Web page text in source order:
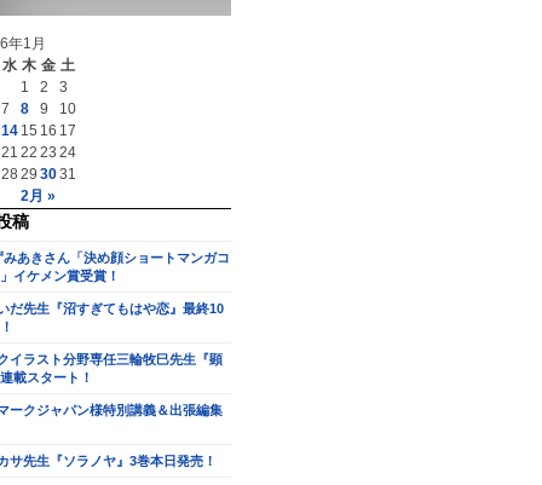
年1月
水 木 金 土
2月 »
1 2
3
7 8 9
10
14 15 16 17
21 22 23 24
28 29 3031
稿
みあきさん「決め顔ショートマンガコ
イケメン賞受賞！
だ先生『沼すぎてもはや恋』最終10
イラスト分野専任三輪牧巳先生『顕
載スタート！
ークジャパン様特別講義＆出張編集
サ先生『ソラノヤ』3巻本日発売！